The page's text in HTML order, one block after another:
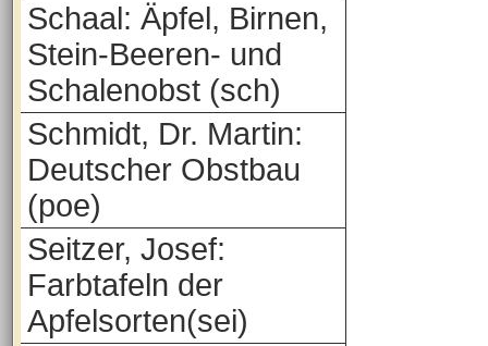
Schaal: Äpfel, Birnen,
Stein-Beeren- und
Schalenobst (sch)
Schmidt, Dr. Martin:
Deutscher Obstbau
(poe)
Seitzer, Josef:
Farbtafeln der
Apfelsorten(sei)